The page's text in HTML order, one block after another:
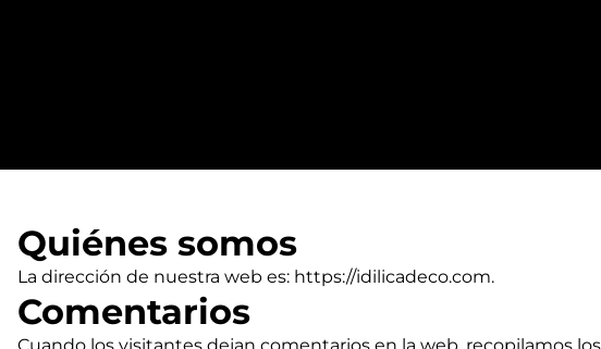
Quiénes somos
La dirección de nuestra web es: https://idilicadeco.com.
Comentarios